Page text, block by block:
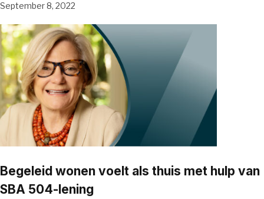
September 8, 2022
Begeleid wonen voelt als thuis met hulp van
SBA 504-lening